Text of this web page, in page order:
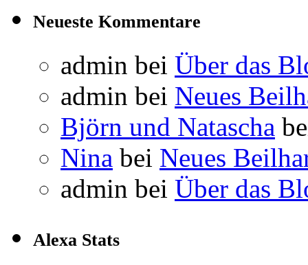
Neueste Kommentare
admin bei Über das
admin bei Neues
Björn und Natascha
Nina bei Neues
admin bei Über das
Alexa Stats